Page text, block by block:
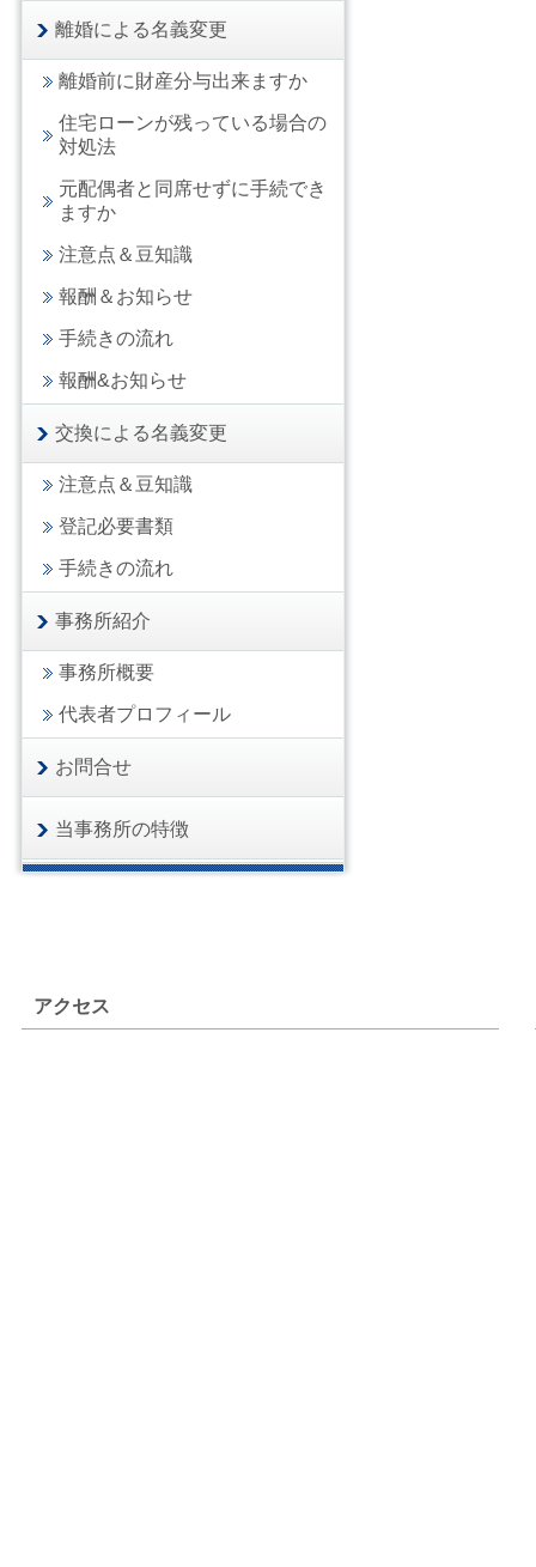
離婚による名義変更
離婚前に財産分与出来ますか
住宅ローンが残っている場合の
対処法
元配偶者と同席せずに手続でき
ますか
注意点＆豆知識
報酬＆お知らせ
手続きの流れ
報酬&お知らせ
交換による名義変更
注意点＆豆知識
登記必要書類
手続きの流れ
事務所紹介
事務所概要
代表者プロフィール
お問合せ
当事務所の特徴
アクセス